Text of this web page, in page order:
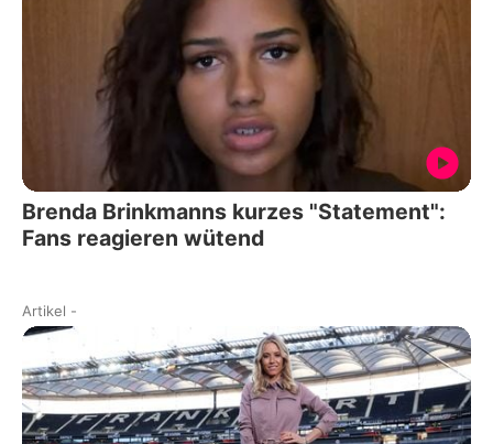
Brenda Brinkmanns kurzes "Statement":
Fans reagieren wütend
Artikel -